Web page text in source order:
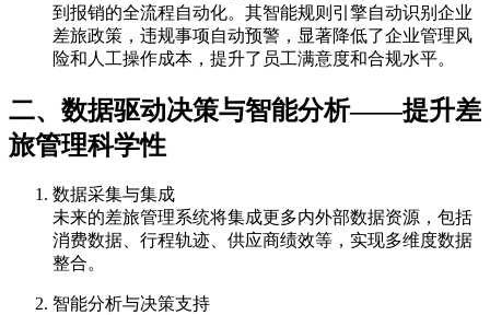
到报销的全流程自动化。其智能规则引擎自动识别企业
差旅政策，违规事项自动预警，显著降低了企业管理风
险和人工操作成本，提升了员工满意度和合规水平。
二、数据驱动决策与智能分析——提升差
旅管理科学性
数据采集与集成
未来的差旅管理系统将集成更多内外部数据资源，包括
消费数据、行程轨迹、供应商绩效等，实现多维度数据
整合。
智能分析与决策支持